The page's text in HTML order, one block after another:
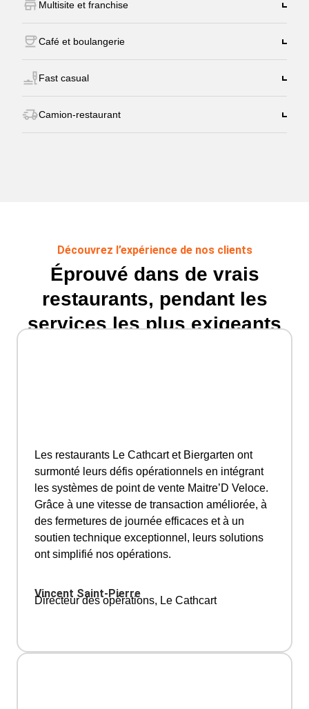
Multisite et franchise
Café et boulangerie
Fast casual
Camion-restaurant
Découvrez l’expérience de nos clients
Éprouvé dans de vrais
restaurants, pendant les
services les plus exigeants
Les restaurants Le Cathcart et Biergarten ont
surmonté leurs défis opérationnels en intégrant
les systèmes de point de vente Maitre’D Veloce.
Grâce à une vitesse de transaction améliorée, à
des fermetures de journée efficaces et à un
soutien technique exceptionnel, leurs solutions
ont simplifié nos opérations.
Vincent Saint-Pierre
Directeur des opérations, Le Cathcart